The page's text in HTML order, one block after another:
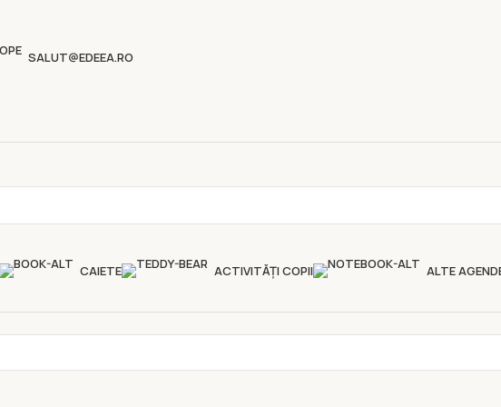
SALUT@EDEEA.RO
CAIETE ACTIVITĂȚI COPII ALTE